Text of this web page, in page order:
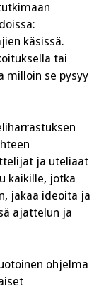
käsissä.
tai
milloin se pysyy
ja uteliaat
kaikille, jotka
jakaa ideoita ja
ajattelun ja
ohjelma